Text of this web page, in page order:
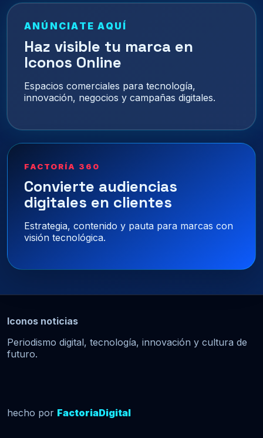
ANÚNCIATE AQUÍ
Haz visible tu marca en
Iconos Online
Espacios comerciales para tecnología,
innovación, negocios y campañas digitales.
FACTORÍA 360
Convierte audiencias
digitales en clientes
Estrategia, contenido y pauta para marcas con
visión tecnológica.
Iconos noticias
Periodismo digital, tecnología, innovación y cultura de
futuro.
hecho por FactoriaDigital